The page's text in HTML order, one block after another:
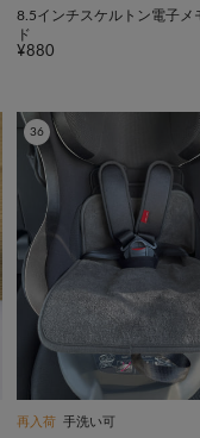
8.5インチスケルトン電子メ
ド
¥880
36
再入荷 手洗い可